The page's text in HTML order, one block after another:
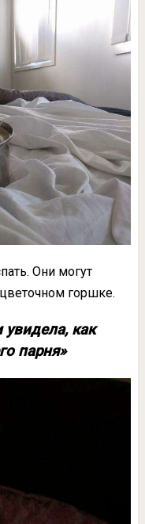
Они могут
горшке.
увидела, как
парня»